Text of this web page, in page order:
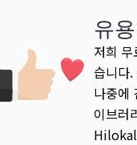
유
저희
습니다
나중에
이브러
Hilokal